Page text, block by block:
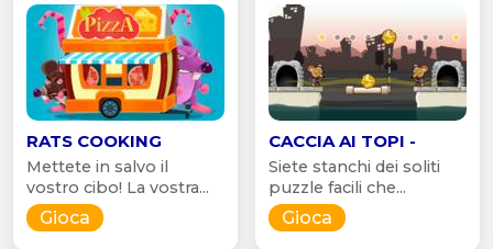
RATS COOKING
Mettete in salvo il
vostro cibo! La vostra...
Gioca
CACCIA AI TOPI -
Siete stanchi dei soliti
puzzle facili che...
Gioca